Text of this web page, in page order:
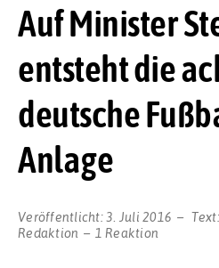
Auf Minister
entsteht die
deutsche
Anlage
Veröffentlicht:3. Juli 2016 Text:
Redaktion
1 Reaktion